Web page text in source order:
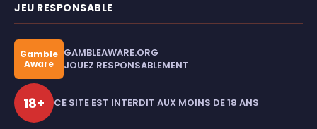
JEU RESPONSABLE
Gamble
Aware
GAMBLEAWARE.ORG
JOUEZ RESPONSABLEMENT
18+ CE SITE EST INTERDIT AUX MOINS DE 18 ANS